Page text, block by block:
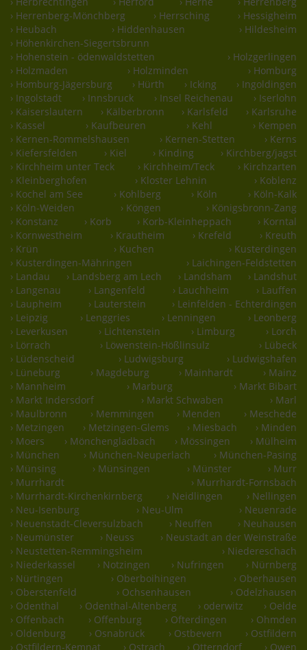
› Herrenberg-Mönchberg
› Herrsching
› Hessigheim
› Heubach
› Hiddenhausen
› Hildesheim
› Höhenkirchen-Siegertsbrunn
› Hohenstein - ödenwaldstetten
› Holzgerlingen
› Holzmaden
› Holzminden
› Homburg
› Homburg-Jägersburg
› Hürth › Icking
› Ingoldingen
› Ingolstadt
› Innsbruck › Insel Reichenau
› Iserlohn
› Kaiserslautern
› Kälberbronn › Karlsfeld
› Karlsruhe
› Kassel
› Kaufbeuren › Kehl
› Kempen
› Kernen-Rommelshausen
› Kernen-Stetten
› Kerns
› Kiefersfelden
› Kiel › Kinding
› Kirchberg/jagst
› Kirchheim unter Teck
› Kirchheim/Teck
› Kirchzarten
› Kleinberghofen
› Kloster Lehnin
› Koblenz
› Kochel am See
› Kohlberg › Köln
› Köln-Kalk
› Köln-Weiden
› Köngen
› Königsbronn-Zang
› Konstanz
› Korb › Korb-Kleinheppach
› Korntal
› Kornwestheim
› Krautheim › Krefeld
› Kreuth
› Krün
› Kuchen
› Kusterdingen
› Kusterdingen-Mähringen
› Laichingen-Feldstetten
› Landau
› Landsberg am Lech › Landsham
› Landshut
› Langenau
› Langenfeld › Lauchheim
› Lauffen
› Laupheim
› Lauterstein
› Leinfelden - Echterdingen
› Leipzig
› Lenggries › Lenningen
› Leonberg
› Leverkusen
› Lichtenstein › Limburg
› Lorch
› Lörrach
› Löwenstein-Hößlinsulz
› Lübeck
› Lüdenscheid
› Ludwigsburg
› Ludwigshafen
› Lüneburg
› Magdeburg › Mainhardt
› Mainz
› Mannheim
› Marburg
› Markt Bibart
› Markt Indersdorf
› Markt Schwaben
› Marl
› Maulbronn
› Memmingen › Menden
› Meschede
› Metzingen
› Metzingen-Glems › Miesbach
› Minden
› Moers
› Mönchengladbach › Mössingen
› Mülheim
› München
› München-Neuperlach
› München-Pasing
› Münsing
› Münsingen › Münster
› Murr
› Murrhardt
› Murrhardt-Fornsbach
› Murrhardt-Kirchenkirnberg
› Neidlingen
› Nellingen
› Neu-Isenburg
› Neu-Ulm
› Neuenrade
› Neuenstadt-Cleversulzbach
› Neuffen
› Neuhausen
› Neumünster
› Neuss
› Neustadt an der Weinstraße
› Neustetten-Remmingsheim
› Niedereschach
› Niederkassel
› Notzingen › Nufringen
› Nürnberg
› Nürtingen
› Oberboihingen
› Oberhausen
› Oberstenfeld
› Ochsenhausen
› Odelzhausen
› Odenthal
› Odenthal-Altenberg › oderwitz
› Oelde
› Offenbach
› Offenburg › Ofterdingen
› Ohmden
› Oldenburg
› Osnabrück › Ostbevern
› Ostfildern
› Ostfildern-Kemnat
› Ostrach › Otterndorf
› Owen